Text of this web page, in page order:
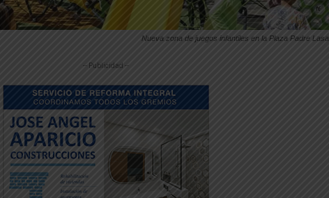
Nueva zona de juegos infantiles en la Plaza Padre Lasa
-- Publicidad --